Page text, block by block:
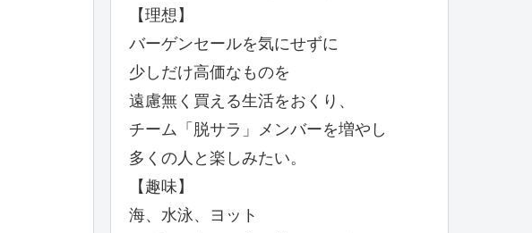
【理想】
バーゲンセールを気にせずに
少しだけ高価なものを
遠慮無く買える生活をおくり、
チーム「脱サラ」メンバーを増やし
多くの人と楽しみたい。
【趣味】
海、水泳、ヨット